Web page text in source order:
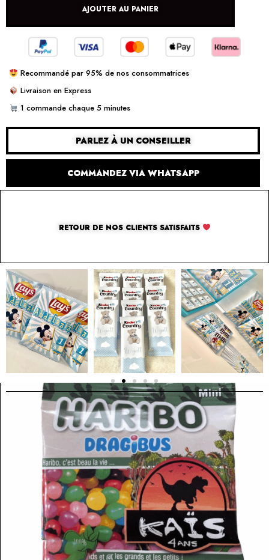
AJOUTER AU PANIER
Recommandé par 95% de nos consommatrices
Livraison en Express
1 commande chaque 5 minutes
PARLEZ À UN CONSEILLER
COMMANDEZ VIA WHATSAPP
RETOUR DE NOS CLIENTS SATISFAITS